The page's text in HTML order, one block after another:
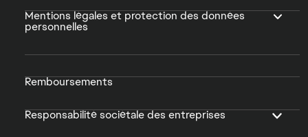
Mentions légales et protection des données
personnelles
Remboursements
Responsabilité sociétale des entreprises